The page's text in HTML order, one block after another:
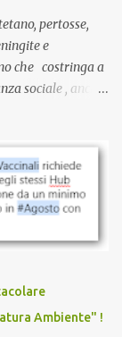
pertosse,
e
che costringa a
sociale , anche
di ricompense,
visto
non sei stato
una
che minacci le
il lavoro o la
a un
tutti i vaccini
Ambiente" !